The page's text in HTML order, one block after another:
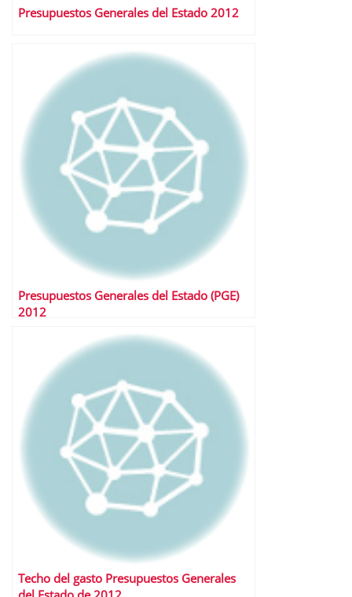
Presupuestos Generales del Estado 2012
Presupuestos Generales del Estado (PGE)
2012
Techo del gasto Presupuestos Generales